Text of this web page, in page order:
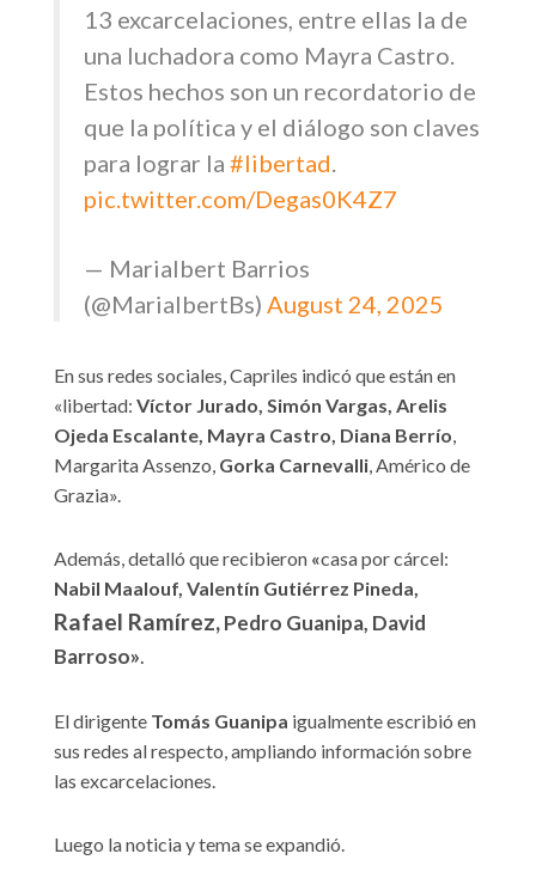
13 excarcelaciones, entre ellas la de
una luchadora como Mayra Castro.
Estos hechos son un recordatorio de
que la política y el diálogo son claves
para lograr la #libertad.
pic.twitter.com/Degas0K4Z7
— Marialbert Barrios
(@MarialbertBs) August 24, 2025
En sus redes sociales, Capriles indicó que están en
«libertad: Víctor Jurado, Simón Vargas, Arelis
Ojeda Escalante, Mayra Castro, Diana Berrío,
Margarita Assenzo, Gorka Carnevalli, Américo de
Grazia».
Además, detalló que recibieron «casa por cárcel:
Nabil Maalouf, Valentín Gutiérrez Pineda,
Rafael Ramírez,Pedro Guanipa, David
Barroso».
El dirigente Tomás Guanipa igualmente escribió en
sus redes al respecto, ampliando información sobre
las excarcelaciones.
Luego la noticia y tema se expandió.